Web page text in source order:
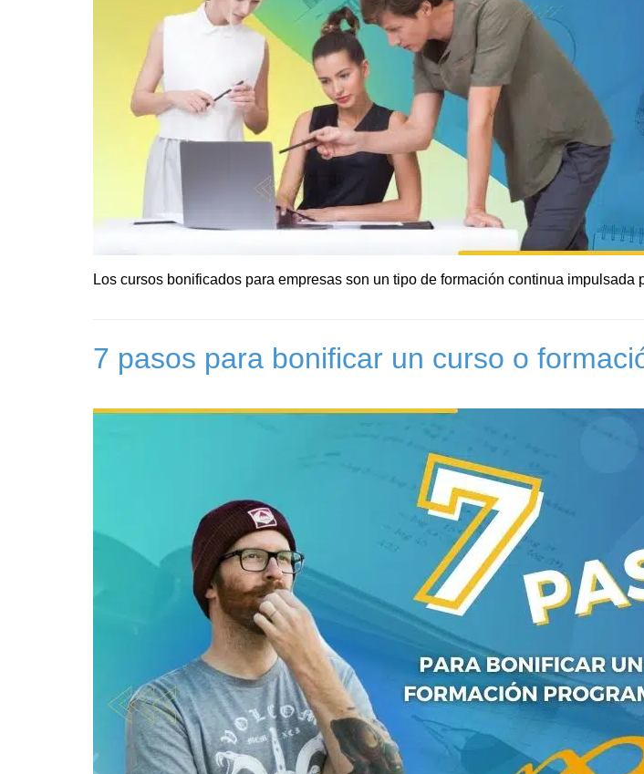
Los cursos bonificados para empresas son un tipo de formación continua
7 pasos para bonificar un curso o